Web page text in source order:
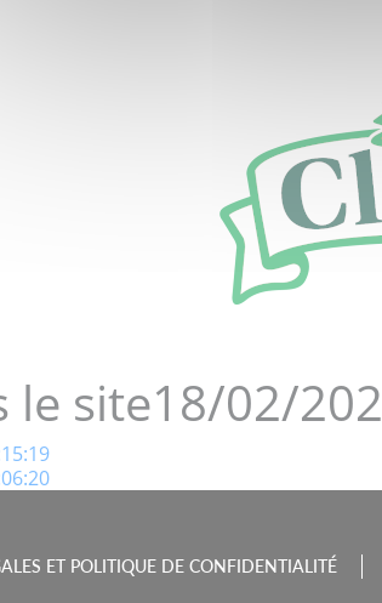
site18/02/
ET POLITIQUE DE CONFIDENTIALITÉ